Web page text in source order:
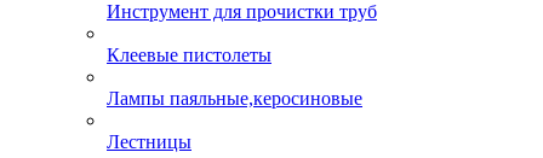
Инструмент для прочистки труб
Клеевые пистолеты
Лампы паяльные,керосиновые
Лестницы